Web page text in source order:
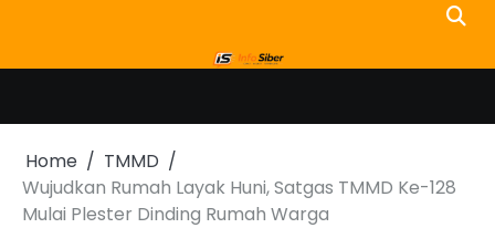
content
Home
TMMD
Wujudkan Rumah Layak Huni, Satgas TMMD Ke-128
Mulai Plester Dinding Rumah Warga